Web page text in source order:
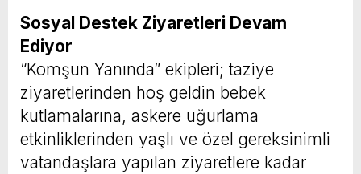
Sosyal Destek Ziyaretleri Devam
Ediyor
“Komşun Yanında” ekipleri; taziye
ziyaretlerinden hoş geldin bebek
kutlamalarına, askere uğurlama
etkinliklerinden yaşlı ve özel gereksinimli
vatandaşlara yapılan ziyaretlere kadar